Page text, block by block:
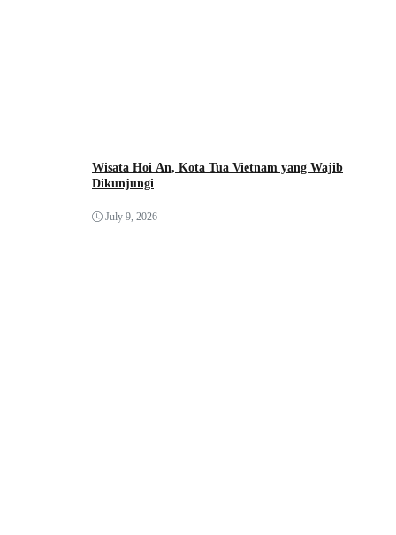
Wisata Hoi An, Kota Tua Vietnam yang Wajib
Dikunjungi
July 9, 2026